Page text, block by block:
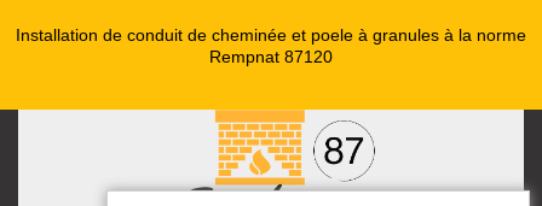
Installation de conduit de cheminée et poele à granules à la norme
Rempnat 87120